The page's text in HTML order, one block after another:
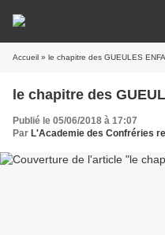
Accueil » le chapitre des GUEULES
le chapitre des
Publié le 05/06/2018 à 17:07
Par L'Academie des Confréries